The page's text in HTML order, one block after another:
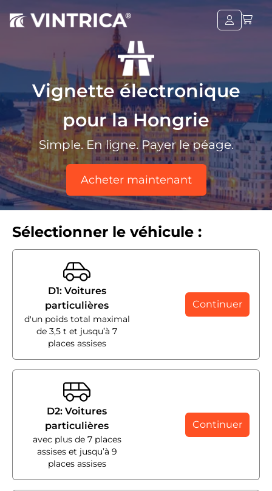
Vignette électronique
pour la Hongrie
Simple. En ligne. Payer le péage.
Acheter maintenant
Sélectionner le véhicule :
D1: Voitures
particulières
d'un poids total maximal
de 3,5 t et jusqu’à 7
places assises
Continuer
D2: Voitures
particulières
avec plus de 7 places
assises et jusqu’à 9
places assises
Continuer